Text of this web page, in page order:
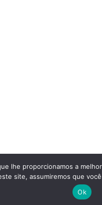
lhe proporcionamos a
site, assumiremos que
Ok